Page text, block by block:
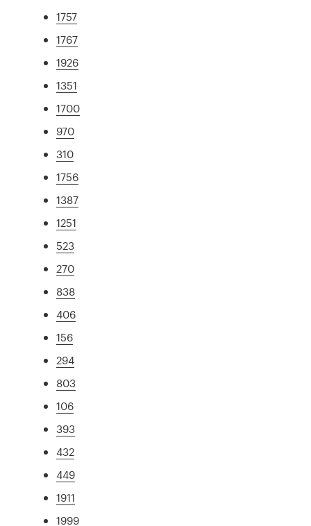
1757
1767
1926
1351
1700
970
310
1756
1387
1251
523
270
838
406
156
294
803
106
393
432
449
1911
1999